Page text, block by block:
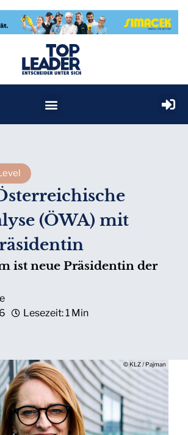
(ÖWA) mit
ist neue Präsidentin der
Lesezeit: 1 Min
© KLZ / Pajman